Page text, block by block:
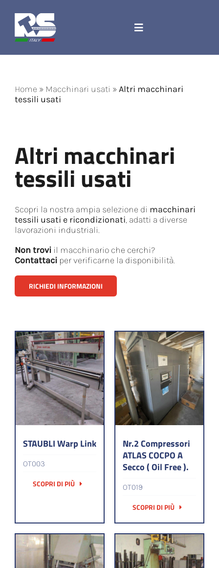
contenuto
Toggle
Ricambi e accessori
Macchinari
Contatti
Home » Macchinari usati »Altri macchinari
tessili usati
Altri macchinari
tessili usati
Scopri la nostra ampia selezione di macchinari
tessili usati e ricondizionati, adatti a diverse
lavorazioni industriali.
Non troviil macchinario che cerchi?
Contattaciper verificarne la disponibilità.
RICHIEDI INFORMAZIONI
STAUBLI Warp Link
OT003
SCOPRI DI PIÙ
Nr.2 Compressori
ATLAS COCPO A
Secco ( Oil Free ).
OT019
SCOPRI DI PIÙ